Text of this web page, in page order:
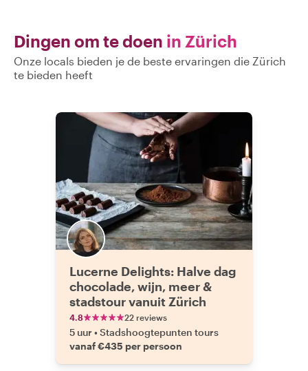
Dingen om te doen in Zürich
Onze locals bieden je de beste ervaringen die Zürich
te bieden heeft
Lucerne Delights: Halve dag
chocolade, wijn, meer &
stadstour vanuit Zürich
4.8 22 reviews
5 uur •Stadshoogtepunten tours
vanaf €435 per persoon